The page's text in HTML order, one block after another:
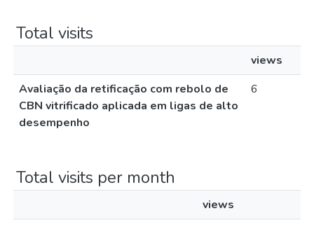
Total visits
views
Avaliação da retificação com rebolo de
CBN vitrificado aplicada em ligas de alto
desempenho
6
Total visits per month
views